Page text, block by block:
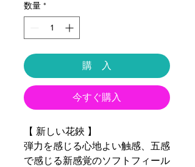
数量 *
購 入
今すぐ購入
【 新しい花鋏 】
弾力を感じる心地よい触感、五感
で感じる新感覚のソフトフィール